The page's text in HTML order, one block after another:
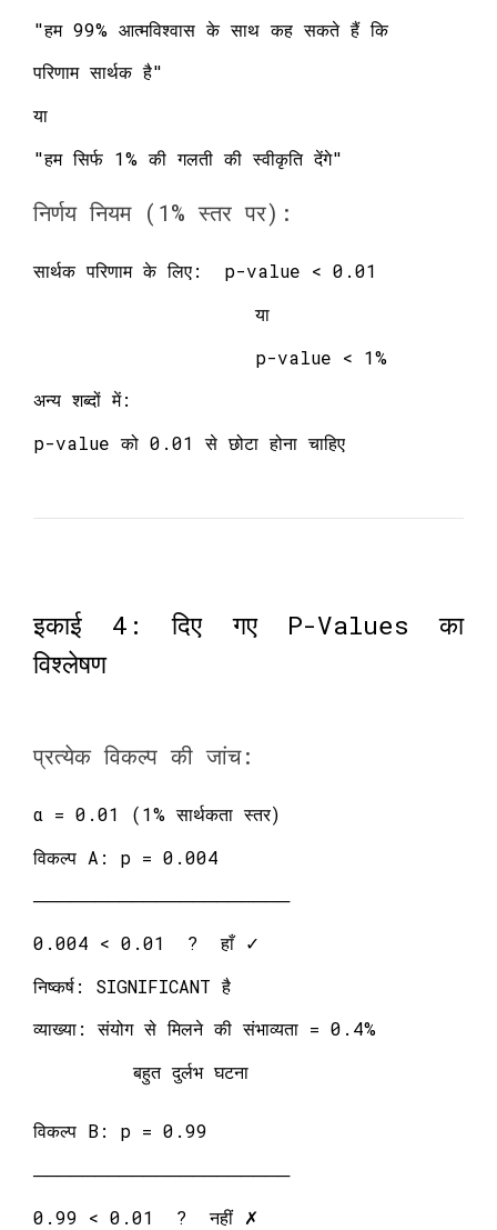
"हम 99% आत्मविश्वास के साथ कह सकते हैं कि
परिणाम सार्थक है"
या
"हम सिर्फ 1% की गलती की स्वीकृति देंगे"
निर्णय नियम (1% स्तर पर):
सार्थक परिणाम के लिए: p-value < 0.01
या
p-value < 1%
अन्य शब्दों में:
p-value को 0.01 से छोटा होना चाहिए
इकाई 4: दिए गए P-Values का
विश्लेषण
प्रत्येक विकल्प की जांच:
α = 0.01 (1% सार्थकता स्तर)
विकल्प A: p = 0.004
─────────────────────
0.004 < 0.01 ? हाँ ✓
निष्कर्ष: SIGNIFICANT है
व्याख्या: संयोग से मिलने की संभाव्यता = 0.4%
बहुत दुर्लभ घटना
विकल्प B: p = 0.99
─────────────────────
0.99 < 0.01 ? नहीं ✗